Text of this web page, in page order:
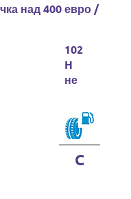
над 400 евро /
102
H
не
C